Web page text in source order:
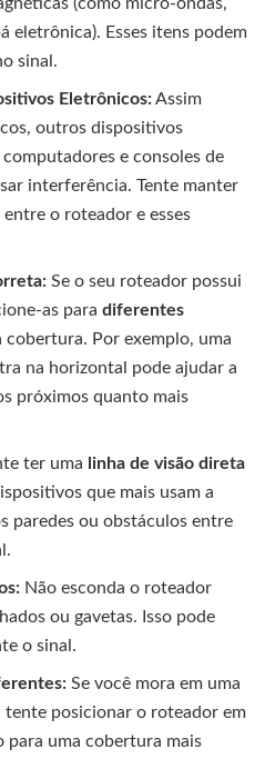
eletrônica). Esses itens podem
sinal.
Eletrônicos:Assim
outros dispositivos
e consoles de
interferência. Tente manter
entre o roteador e esses
Se o seu roteador possui
as paradiferentes
cobertura. Por exemplo, uma
na horizontal pode ajudar a
próximos quanto mais
ter uma
linha de visão direta
que mais usam a
paredes ou obstáculos entre
Não esconda o roteador
ou gavetas. Isso pode
o sinal.
Se você mora em uma
tente posicionar o roteador em
para uma cobertura mais